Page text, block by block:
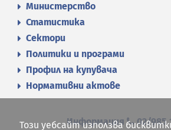
Министерство
Статистика
Сектори
Политики и програми
Профил на купувача
Нормативни актове
Информация 02/985
Този уебсайт използва